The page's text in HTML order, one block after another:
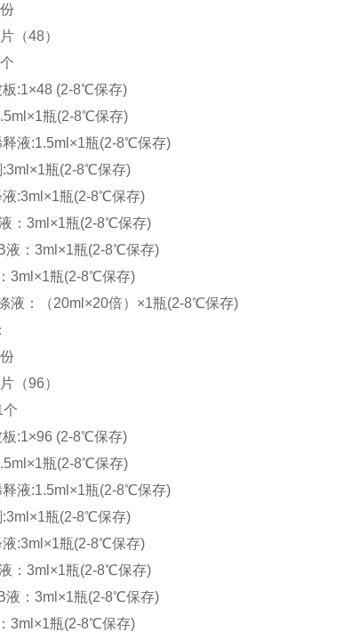
（48）
:1×48 (2-8℃保存)
瓶(2-8℃保存)
释液:1.5ml×1瓶(2-8℃保存)
:3ml×1瓶(2-8℃保存)
液:3ml×1瓶(2-8℃保存)
：3ml×1瓶(2-8℃保存)
液：3ml×1瓶(2-8℃保存)
3ml×1瓶(2-8℃保存)
液：（20ml×20倍）×1瓶(2-8℃保存)
（96）
个
板:1×96 (2-8℃保存)
瓶(2-8℃保存)
释液:1.5ml×1瓶(2-8℃保存)
:3ml×1瓶(2-8℃保存)
液:3ml×1瓶(2-8℃保存)
：3ml×1瓶(2-8℃保存)
液：3ml×1瓶(2-8℃保存)
3ml×1瓶(2-8℃保存)